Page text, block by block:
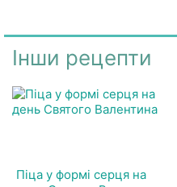
Інши рецепти
Піца у формі серця на